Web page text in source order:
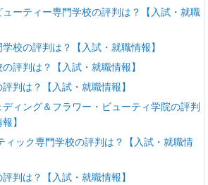
ーティー専門学校の評判は？【入試・就職
校の評判は？【入試・就職情報】
評判は？【入試・就職情報】
判は？【入試・就職情報】
ィング＆フラワー・ビューティ学院の評判
】
ィック専門学校の評判は？【入試・就職情
判は？【入試・就職情報】